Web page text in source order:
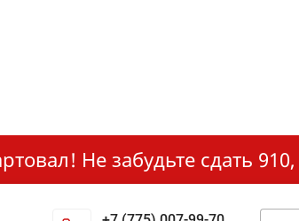
Не забудьте сдать